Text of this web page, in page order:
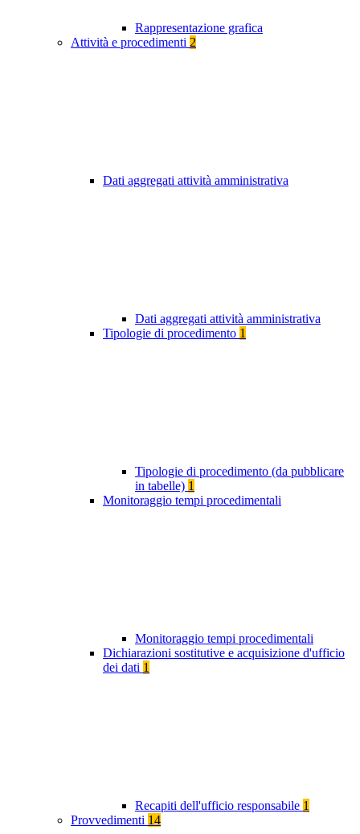
Rappresentazione grafica
Attività e procedimenti 2
Dati aggregati attività amministrativa
Dati aggregati attività amministrativa
Tipologie di procedimento 1
Tipologie di procedimento (da pubblicare
in tabelle) 1
Monitoraggio tempi procedimentali
Monitoraggio tempi procedimentali
Dichiarazioni sostitutive e acquisizione d'ufficio
dei dati 1
Recapiti dell'ufficio responsabile 1
Provvedimenti 14